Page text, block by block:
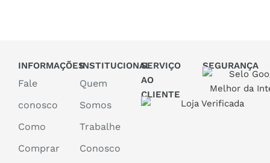
INFORMAÇÕES
Fale
conosco
Como
Comprar
INSTITUCIONAL
Quem
Somos
Trabalhe
Conosco
SERVIÇO
AO
CLIENTE
SEGURANÇA